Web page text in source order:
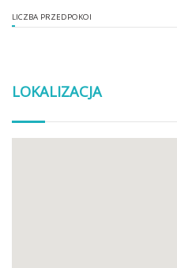
LICZBA PRZEDPOKOI
LOKALIZACJA